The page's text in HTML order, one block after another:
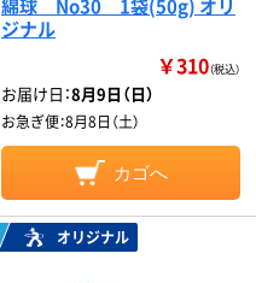
ジナル
￥310（税込）
お届け日：8月9日（日）
お急ぎ便：8月8日（土）
カゴへ
オリジナル